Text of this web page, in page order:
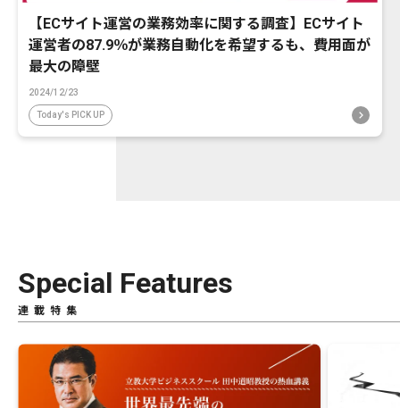
【ECサイト運営の業務効率に関する調査】ECサイト
運営者の87.9％が業務自動化を希望するも、費用面が
最大の障壁
2024/12/23
Today's PICK UP
Special Features
連載特集